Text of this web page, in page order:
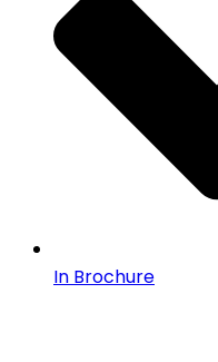
In Brochure